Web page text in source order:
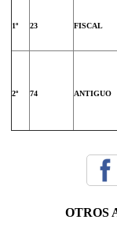
1º 23 FISCAL
2º 74 ANTIGUO
OTROS